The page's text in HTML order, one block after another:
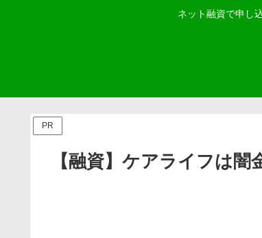
ネット融資で申し
PR
【融資】ケアライフは闇